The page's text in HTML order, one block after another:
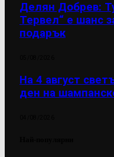
Делян Добрев:
Тервел“ е шанс
подарък
На 4 август
ден на